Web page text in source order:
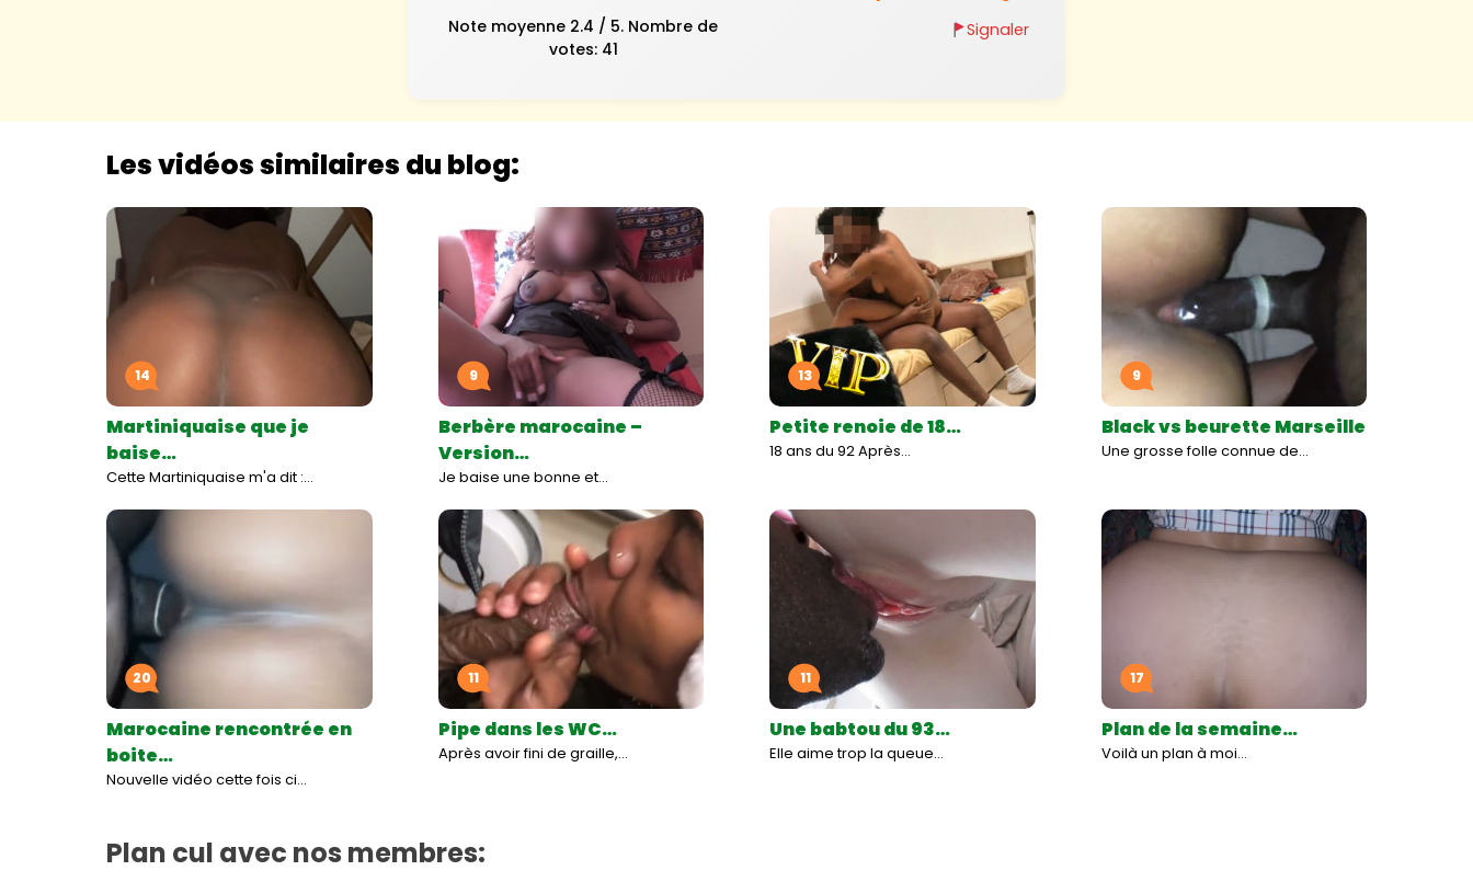
Note moyenne 2.4 / 5. Nombre de
votes: 41
Signaler
Les vidéos similaires du blog:
14
Martiniquaise que je
baise…
Cette Martiniquaise m'a dit :…
9
Berbère marocaine –
Version…
Je baise une bonne et…
13
Petite renoie de 18…
18 ans du 92 Après…
9
Black vs beurette Marseille
Une grosse folle connue de…
20
Marocaine rencontrée en
boite…
Nouvelle vidéo cette fois ci…
11
Pipe dans les WC…
Après avoir fini de graille,…
11
Une babtou du 93…
Elle aime trop la queue…
17
Plan de la semaine…
Voilà un plan à moi…
Plan cul avec nos membres: